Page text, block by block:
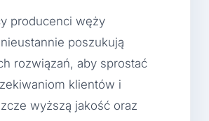
producenci węży
poszukują
rozwiązań, aby sprostać
klientów i
wyższą jakość oraz